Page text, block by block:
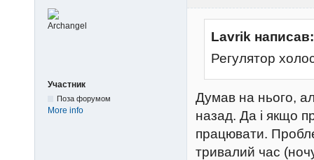
Участник
Поза форумом
More info
Lavrik написав:
Регулятор
Думав на нього,
назад. Да і якщо
працювати.
тривалий час